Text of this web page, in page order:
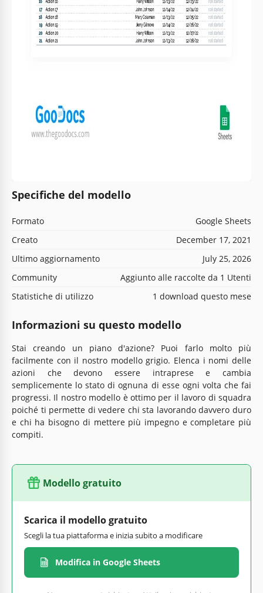
Specifiche del modello
Formato
Google Sheets
Creato
December 17, 2021
Ultimo aggiornamento
July 25, 2026
Community
Aggiunto alle raccolte da 1 Utenti
Statistiche di utilizzo
1 download questo mese
Informazioni su questo modello
Stai creando un piano d'azione? Puoi farlo molto più
facilmente con il nostro modello grigio. Elenca i nomi delle
azioni che devono essere intraprese e cambia
semplicemente lo stato di ognuna di esse ogni volta che fai
progressi. Il nostro modello è ottimo per il lavoro di squadra
poiché ti permette di vedere chi sta lavorando davvero duro
e chi ha bisogno di mettere più impegno e completare più
compiti.
Modello gratuito
Scarica il modello gratuito
Scegli la tua piattaforma e inizia subito a modificare
Modifica in Google Sheets